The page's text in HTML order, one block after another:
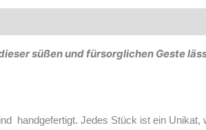
süßen und fürsorglichen Geste
handgefertigt. Jedes Stück ist ein